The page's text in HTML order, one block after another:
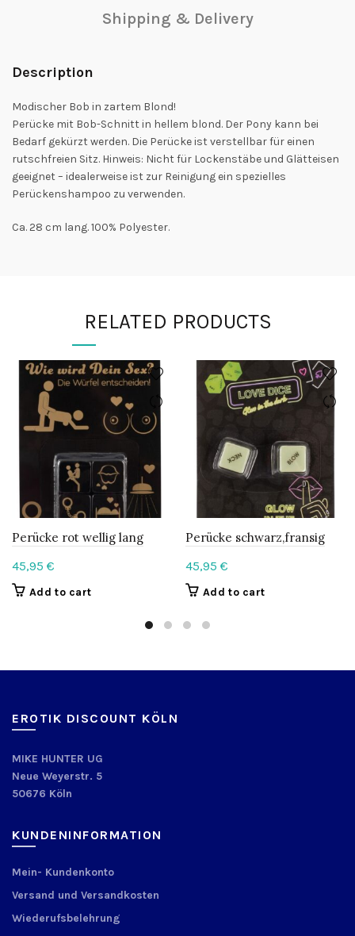
Shipping & Delivery
Description
Modischer Bob in zartem Blond!
Perücke mit Bob-Schnitt in hellem blond. Der Pony kann bei
Bedarf gekürzt werden. Die Perücke ist verstellbar für einen
rutschfreien Sitz. Hinweis: Nicht für Lockenstäbe und Glätteisen
geeignet – idealerweise ist zur Reinigung ein spezielles
Perückenshampoo zu verwenden.
Ca. 28 cm lang. 100% Polyester.
RELATED PRODUCTS
Perücke rot wellig lang
45,95 €
Add to cart
Perücke schwarz,fransig
45,95 €
Add to cart
EROTIK DISCOUNT KÖLN
MIKE HUNTER UG
Neue Weyerstr. 5
50676 Köln
KUNDENINFORMATION
Mein- Kundenkonto
Versand und Versandkosten
Wiederufsbelehrung